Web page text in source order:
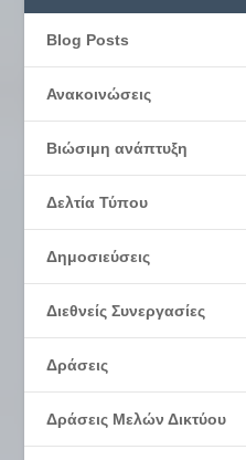
Blog Posts
Ανακοινώσεις
Βιώσιμη ανάπτυξη
Δελτία Τύπου
Δημοσιεύσεις
Διεθνείς Συνεργασίες
Δράσεις
Δράσεις Μελών Δικτύου